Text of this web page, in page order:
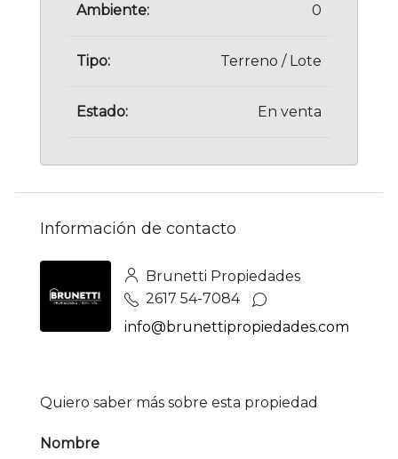
Ambiente: 0
Tipo: Terreno / Lote
Estado: En venta
Información de contacto
Brunetti Propiedades
2617 54-7084
info@brunettipropiedades.com
Quiero saber más sobre esta propiedad
Nombre